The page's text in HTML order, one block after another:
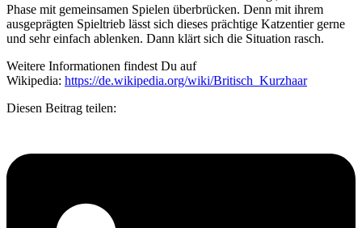
Phase mit gemeinsamen Spielen überbrücken. Denn mit ihrem
ausgeprägten Spieltrieb lässt sich dieses prächtige Katzentier gerne
und sehr einfach ablenken. Dann klärt sich die Situation rasch.
Weitere Informationen findest Du auf
Wikipedia: https://de.wikipedia.org/wiki/Britisch_Kurzhaar
Diesen Beitrag teilen: